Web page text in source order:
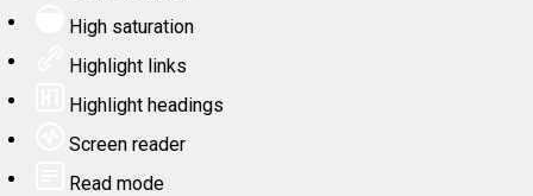
High saturation
Highlight links
Highlight headings
Screen reader
Read mode